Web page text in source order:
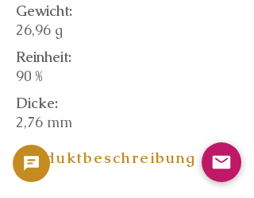
Gewicht:
26,96 g
Reinheit:
90 %
Dicke:
2,76 mm
Produktbeschreibung